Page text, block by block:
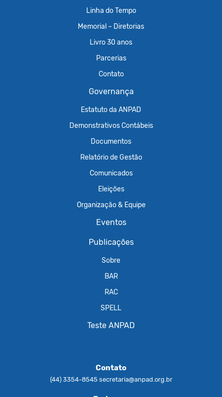
Linha do Tempo
Memorial – Diretorias
Livro 30 anos
Parcerias
Contato
Governança
Estatuto da ANPAD
Demonstrativos Contábeis
Documentos
Relatório de Gestão
Comunicados
Eleições
Organização & Equipe
Eventos
Publicações
Sobre
BAR
RAC
SPELL
Teste ANPAD
Contato
(44) 3354-8545 secretaria@anpad.org.br